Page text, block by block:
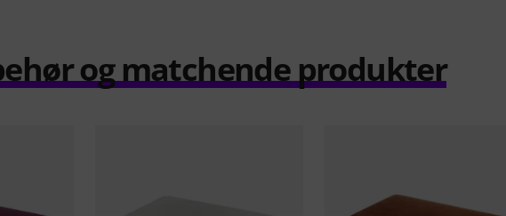
og matchende produkter